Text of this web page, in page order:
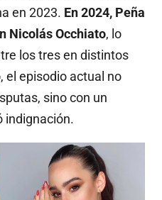
en 2023. En 2024, Peña
Nicolás Occhiato, lo
los tres en distintos
el episodio actual no
sino con un
indignación.